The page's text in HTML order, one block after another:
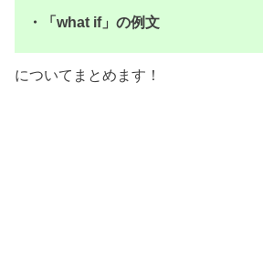
・「what if」の例文
についてまとめます！